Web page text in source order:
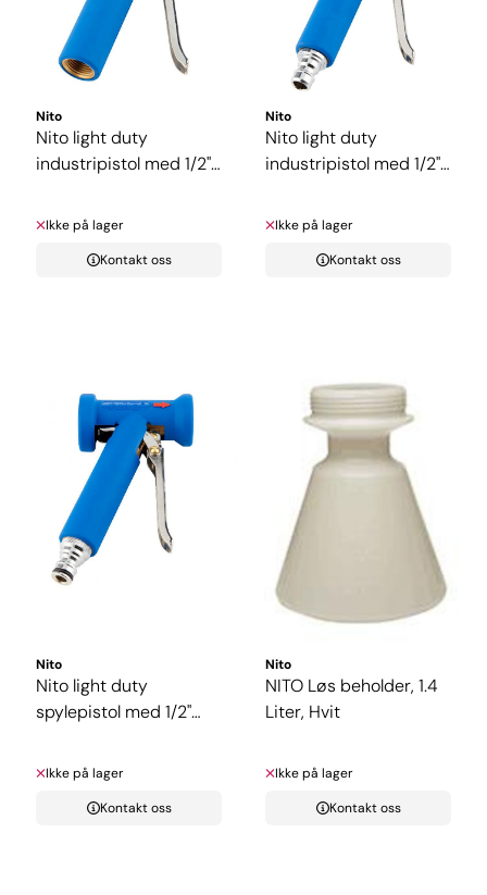
Nito
Nito light duty
industripistol med 1/2"
Ikke på lager
Kontakt oss
Nito
Nito light duty
industripistol med 1/2"
Ikke på lager
Kontakt oss
Nito
Nito light duty
spylepistol med 1/2"
Ikke på lager
Kontakt oss
Nito
NITO Løs beholder, 1.4
Liter, Hvit
Ikke på lager
Kontakt oss